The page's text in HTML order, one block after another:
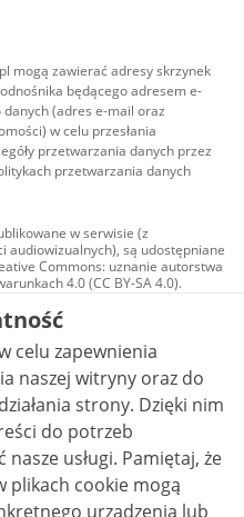
mogą zawierać adresy skrzynek
będącego adresem e-
(adres e-mail oraz
w celu przesłania
przetwarzania danych przez
przetwarzania danych
w serwisie (z
audiowizualnych), są udostępniane
Commons: uznanie autorstwa
4.0 (CC BY-SA 4.0).
w tym zdjęcia, materiały
na licencji typu
uznanie autorstwa użycie
utworów zależnych 4.0 (CC BY-
jest to stwierdzone inaczej.
celu zapewnienia
naszej witryny oraz do
strony. Dzięki nim
do potrzeb
Pamiętaj, że
plikach cookie mogą
urządzenia lub